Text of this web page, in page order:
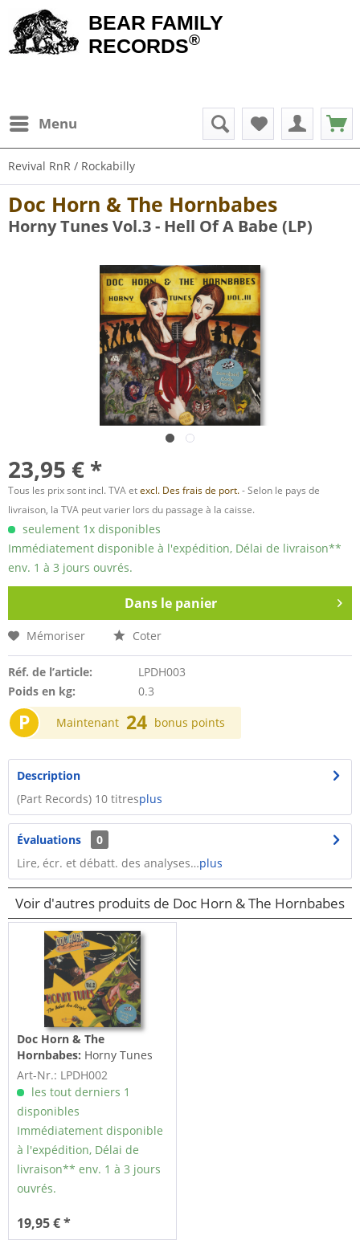
BEAR FAMILY
RECORDS®
Menu
Revival RnR / Rockabilly
Doc Horn & The Hornbabes
Horny Tunes Vol.3 - Hell Of A Babe (LP)
23,95 € *
Tous les prix sont incl. TVA etexcl. Des frais de port.- Selon le pays de
livraison, la TVA peut varier lors du passage à la caisse.
seulement 1x disponibles
Immédiatement disponible à l'expédition, Délai de livraison**
env. 1 à 3 jours ouvrés.
Dans le panier
Mémoriser Coter
Réf. de l’article:
LPDH003
Poids en kg:
0.3
P Maintenant 24 bonus points
Description
(Part Records) 10 titresplus
Évaluations
0
Lire, écr. et débatt. des analyses…plus
Voir d'autres produits de Doc Horn & The Hornbabes
Doc Horn & The
Hornbabes: Horny Tunes
Vol.2 - The Babes Are
Alright (LP)
Art-Nr.: LPDH002
les tout derniers 1
disponibles
Immédiatement disponible
à l'expédition, Délai de
livraison** env. 1 à 3 jours
ouvrés.
19,95 € *